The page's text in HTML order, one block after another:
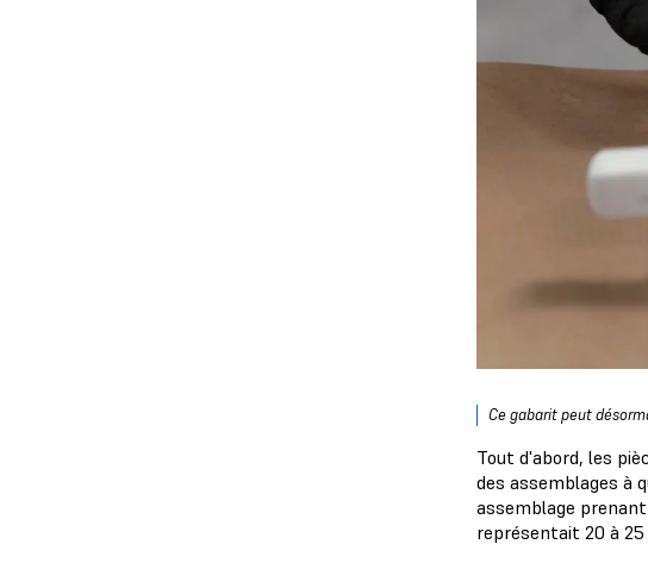
Ce gabarit peut
Tout d'abord, les
des assemblages à
assemblage
représentait 20 à